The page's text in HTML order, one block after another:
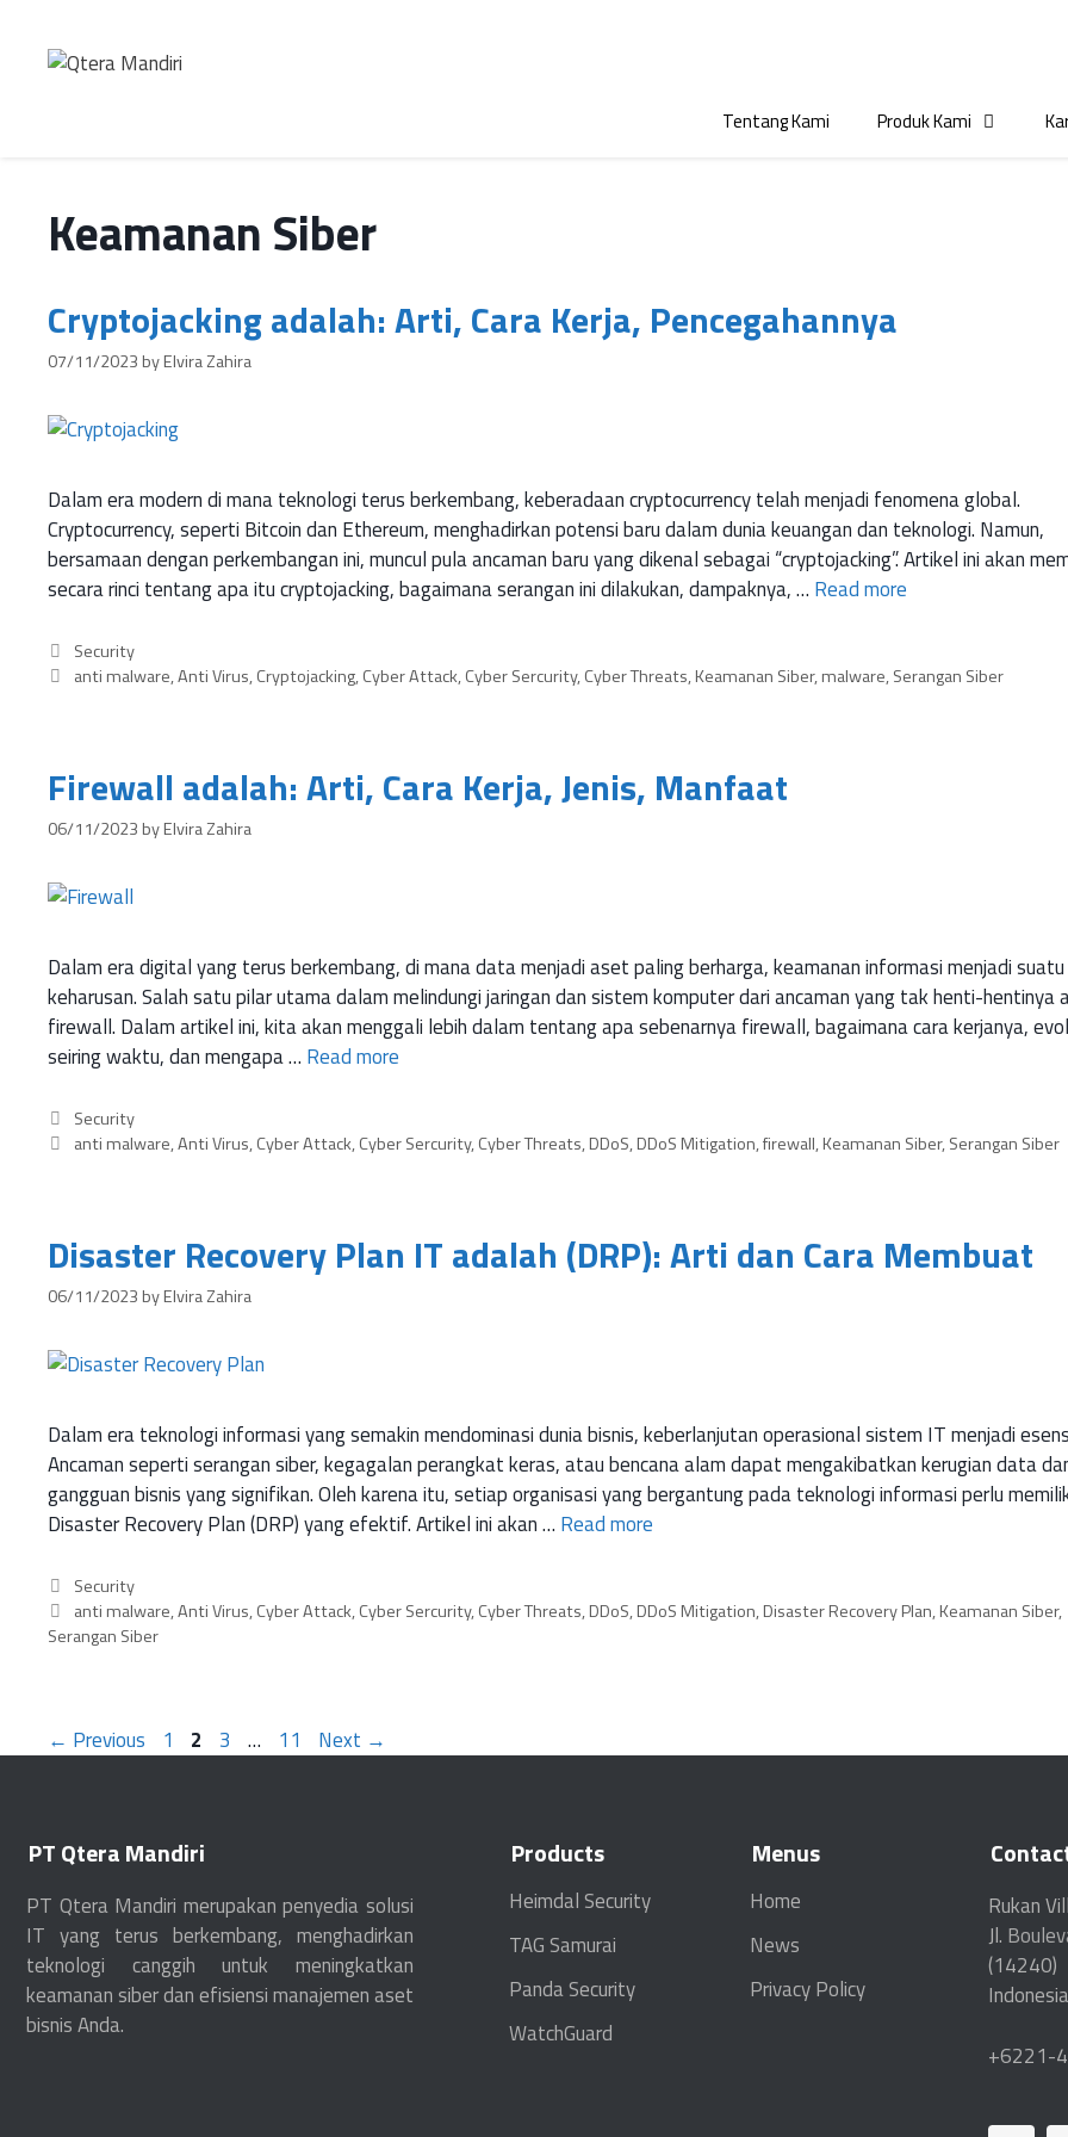
Tentang Kami Produk Kami
Keamanan Siber
Cryptojacking adalah: Arti, Cara Kerja, Pencegahannya
07/11/2023byElvira Zahira
Dalam era modern di mana teknologi terus berkembang, keberadaan cryptocurrency telah menjadi fenomena global.
Cryptocurrency, seperti Bitcoin dan Ethereum, menghadirkan potensi baru dalam dunia keuangan dan teknologi. Namun,
bersamaan dengan perkembangan ini, muncul pula ancaman baru yang dikenal sebagai “cryptojacking”. Artikel ini akan
secara rinci tentang apa itu cryptojacking, bagaimana serangan ini dilakukan, dampaknya, … Read more
Security
anti malware,Anti Virus,Cryptojacking,Cyber Attack,Cyber Sercurity,Cyber Threats,Keamanan Siber,malware,Serangan Siber
Firewall adalah: Arti, Cara Kerja, Jenis, Manfaat
06/11/2023byElvira Zahira
Dalam era digital yang terus berkembang, di mana data menjadi aset paling berharga, keamanan informasi menjadi suatu
keharusan. Salah satu pilar utama dalam melindungi jaringan dan sistem komputer dari ancaman yang tak henti-hentinya
firewall. Dalam artikel ini, kita akan menggali lebih dalam tentang apa sebenarnya firewall, bagaimana cara kerjanya,
seiring waktu, dan mengapa … Read more
Security
anti malware,Anti Virus,Cyber Attack,Cyber Sercurity,Cyber Threats,DDoS,DDoS Mitigation,firewall,Keamanan Siber,Serangan Siber
Disaster Recovery Plan IT adalah (DRP): Arti dan Cara Membuat
06/11/2023byElvira Zahira
Dalam era teknologi informasi yang semakin mendominasi dunia bisnis, keberlanjutan operasional sistem IT menjadi
Ancaman seperti serangan siber, kegagalan perangkat keras, atau bencana alam dapat mengakibatkan kerugian data
gangguan bisnis yang signifikan. Oleh karena itu, setiap organisasi yang bergantung pada teknologi informasi perlu
Disaster Recovery Plan (DRP) yang efektif. Artikel ini akan … Read more
Security
anti malware,Anti Virus,Cyber Attack,Cyber Sercurity,Cyber Threats,DDoS,DDoS Mitigation,Disaster Recovery Plan,Keamanan Siber,
Serangan Siber
← Previous 1 2 3 … 11 Next →
PT Qtera Mandiri
PT Qtera Mandiri merupakan penyedia solusi
IT yang terus berkembang, menghadirkan
teknologi canggih untuk meningkatkan
keamanan siber dan efisiensi manajemen aset
bisnis Anda.
Products
Heimdal Security
TAG Samurai
Panda Security
WatchGuard
Menus
Home
News
Privacy Policy
Rukan
Jl.
(14240)
+6221-